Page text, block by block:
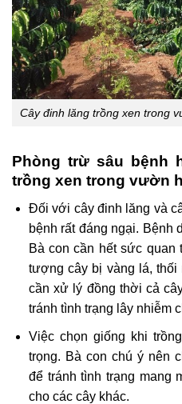
Cây đinh lăng trồng xen trong
Phòng trừ sâu bệnh
trồng xen trong vườn
Đối với cây đinh lăng và
bệnh rất đáng ngại. Bệnh
Bà con cần hết sức quan
tượng cây bị vàng lá,
cần xử lý đồng thời cả
tránh tình trạng lây nhiễm
Việc chọn giống khi
trọng. Bà con chú ý nên
để tránh tình trạng mang
cho các cây khác.